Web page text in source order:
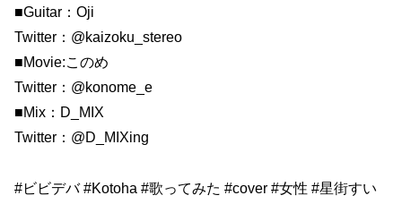
■Guitar：Oji
Twitter：@kaizoku_stereo
■Movie:このめ
Twitter：@konome_e
■Mix：D_MIX
Twitter：@D_MIXing
#ビビデバ #Kotoha #歌ってみた #cover #女性 #星街すい